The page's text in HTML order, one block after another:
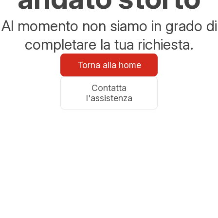
Al momento non siamo in grado di
completare la tua richiesta.
Torna alla home
Contatta
l'assistenza